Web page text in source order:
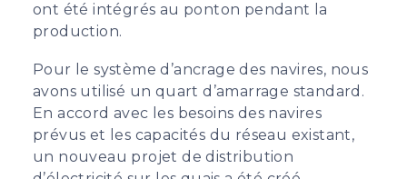
ont été intégrés au ponton pendant la
production.
Pour le système d’ancrage des navires, nous
avons utilisé un quart d’amarrage standard.
En accord avec les besoins des navires
prévus et les capacités du réseau existant,
un nouveau projet de distribution